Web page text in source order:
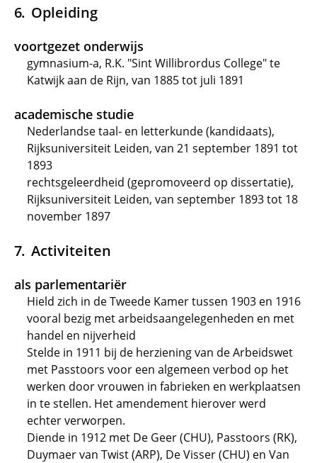
Opleiding
voortgezet onderwijs
gymnasium-a, R.K. "Sint Willibrordus College" te
Katwijk aan de Rijn, van 1885 tot juli 1891
academische studie
Nederlandse taal- en letterkunde (kandidaats),
Rijksuniversiteit Leiden, van 21 september 1891 tot
1893
rechtsgeleerdheid (gepromoveerd op dissertatie),
Rijksuniversiteit Leiden, van september 1893 tot 18
november 1897
Activiteiten
als parlementariër
Hield zich in de Tweede Kamer tussen 1903 en 1916
vooral bezig met arbeidsaangelegenheden en met
handel en nijverheid
Stelde in 1911 bij de herziening van de Arbeidswet
met Passtoors voor een algemeen verbod op het
werken door vrouwen in fabrieken en werkplaatsen
in te stellen. Het amendement hierover werd
echter verworpen.
Diende in 1912 met De Geer (CHU), Passtoors (RK),
Duymaer van Twist (ARP), De Visser (CHU) en Van